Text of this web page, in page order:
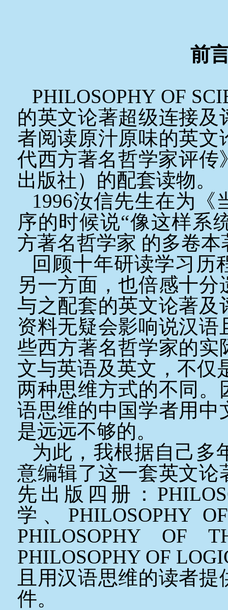
前
PHILOSOPHY OF
的英文论著超级连接
者阅读原汁原味的英
代西方著名哲学家评传
出版社）的配套读物。
1996汝信先生在为《
序的时候说“像这样系
方著名哲学家 的多卷
回顾十年研读学习历
另一方面，也倍感十
与之配套的英文论著
资料无疑会影响说汉
些西方著名哲学家的
文与英语及英文，不仅
两种思维方式的不同
语思维的中国学者用
是远远不够的。
为此，我根据自己多
意编辑了这一套英文
先出版四册：
学、 PHILOSOPHY
PHILOSOPHY OF
PHILOSOPHY OF
且用汉语思维的读者
件。